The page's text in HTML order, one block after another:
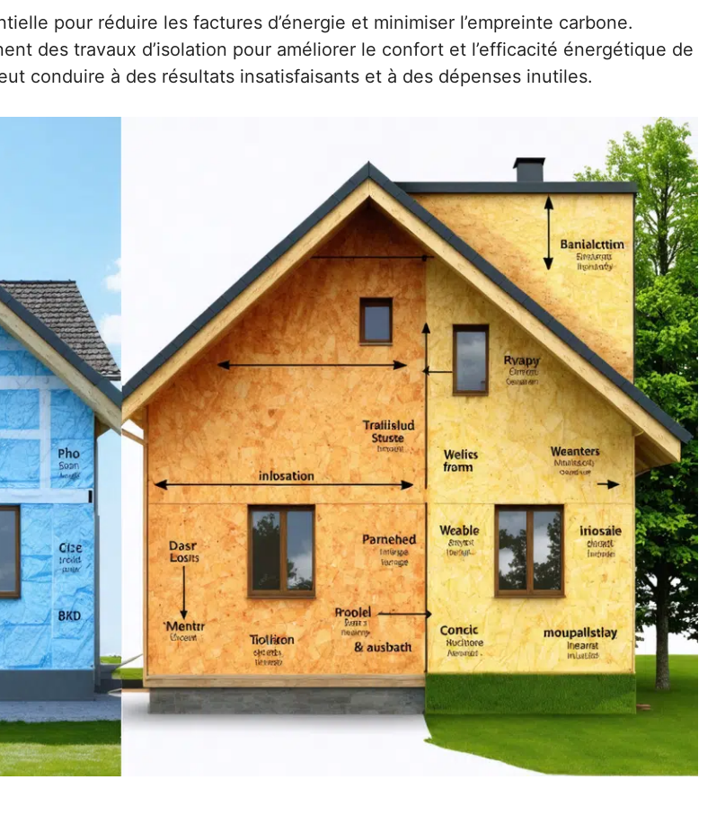
pour réduire les factures d’énergie et minimiser l’empreinte carbone.
des travaux d’isolation pour améliorer le confort et l’efficacité énergétique de
conduire à des résultats insatisfaisants et à des dépenses inutiles.